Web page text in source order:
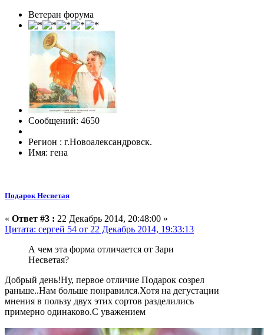
Ветеран форума
Сообщений: 4650
Регион : г.Новоалександровск.
Имя: гена
Подарок Несветая
« Ответ #3 : 22 Декабрь 2014, 20:48:00 »
Цитата: сергей 54 от 22 Декабрь 2014, 19:33:13
А чем эта форма отличается от Зари
Несветая?
Добрый день!Ну, первое отличие Подарок созрел
раньше..Нам больше понравился.Хотя на дегустации
мнения в пользу двух этих сортов разделились
примерно одинаково.С уважением